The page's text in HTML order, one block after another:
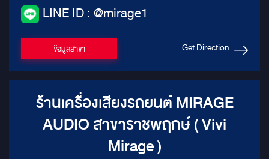
LINE ID : @mirage1
ข้อมูลสาขา Get Direction
ร้านเครื่องเสียงรถยนต์ MIRAGE
AUDIO สาขาราชพฤกษ์ ( Vivi
Mirage )